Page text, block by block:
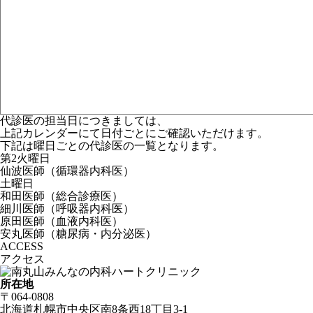
代診医の担当日につきましては、
上記カレンダーにて日付ごとにご確認いただけます。
下記は曜日ごとの代診医の一覧となります。
第2火曜日
仙波医師 （循環器内科医）
土曜日
和田医師 （総合診療医）
細川医師 （呼吸器内科医）
原田医師 （血液内科医）
安丸医師 （糖尿病・内分泌医）
ACCESS
アクセス
所在地
〒064-0808
北海道札幌市中央区南8条西18丁目3-1